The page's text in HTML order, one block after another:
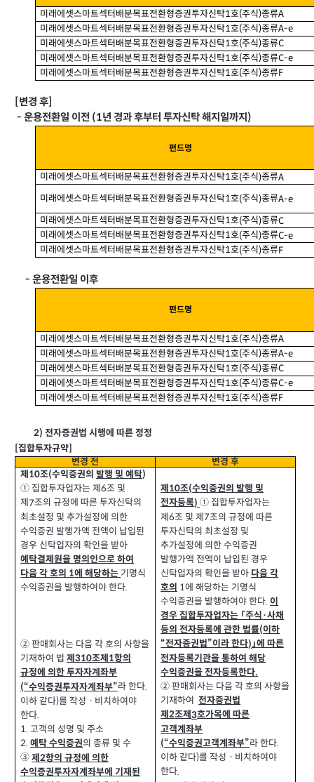
미래에셋스마트섹터배분목표전환형증권투자신탁1호(주식)종류A
미래에셋스마트섹터배분목표전환형증권투자신탁1호(주식)종류A-e
미래에셋스마트섹터배분목표전환형증권투자신탁1호(주식)종류C
미래에셋스마트섹터배분목표전환형증권투자신탁1호(주식)종류C-e
미래에셋스마트섹터배분목표전환형증권투자신탁1호(주식)종류F
변경 후
- 운용전환일 이전 (1년 경과 후부터 투자신탁 해지일까지 )
펀드명
미래에셋스마트섹터배분목표전환형증권투자신탁1호(주식)종류A
미래에셋스마트섹터배분목표전환형증권투자신탁1호(주식)종류A-e
미래에셋스마트섹터배분목표전환형증권투자신탁1호(주식)종류C
미래에셋스마트섹터배분목표전환형증권투자신탁1호(주식)종류C-e
미래에셋스마트섹터배분목표전환형증권투자신탁1호(주식)종류F
- 운용전환일 이후
펀드명
미래에셋스마트섹터배분목표전환형증권투자신탁1호(주식)종류A
미래에셋스마트섹터배분목표전환형증권투자신탁1호(주식)종류A-e
미래에셋스마트섹터배분목표전환형증권투자신탁1호(주식)종류C
미래에셋스마트섹터배분목표전환형증권투자신탁1호(주식)종류C-e
미래에셋스마트섹터배분목표전환형증권투자신탁1호(주식)종류F
2) 전자증권법 시행에 따른 정정
집합투자규약
변경 전
변경 후
제 10조(수익증권의 발행 및 예탁)
① 집합투자업자는 제6조 및
제 7조의 규정에 따른 투자신탁의
최초설정 및 추가설정에 의한
수익증권 발행가액 전액이 납입된
경우 신탁업자의 확인을 받아
예탁결제원을 명의인으로 하여
다음 각 호의 1에 해당하는 기명식
수익증권을 발행하여야 한다.
② 판매회사는 다음 각 호의 사항을
기재하여 법제310조제 1항의
규정에 의한 투자자계좌부
(“수익증권투자자계좌부”라 한다.
이하 같다)를 작성ㆍ비치하여야
한다.
1.고객의 성명 및 주소
2.예탁 수익증권의 종류 및 수
③제2항의 규정에 의한
수익증권투자자계좌부에 기재된
제 10조(수익증권의 발행 및
전자등록)① 집합투자업자는
제6조 및 제7조의 규정에 따른
투자신탁의 최초설정 및
추가설정에 의한 수익증권
발행가액 전액이 납입된 경우
신탁업자의 확인을 받아 다음 각
호의 1에 해당하는 기명식
수익증권을 발행하여야 한다. 이
경우 집합투자업자는 「주식·사채
등의 전자등록에 관한 법률(이하
“전자증권법”이라 한다)」에 따른
전자등록기관을 통하여 해당
수익증권을 전자등록한다.
② 판매회사는 다음 각 호의 사항을
기재하여 전자증권법
제2조제3호가목에 따른
고객계좌부
(“수익증권고객계좌부”라 한다.
이하 같다)를 작성ㆍ비치하여야
한다.